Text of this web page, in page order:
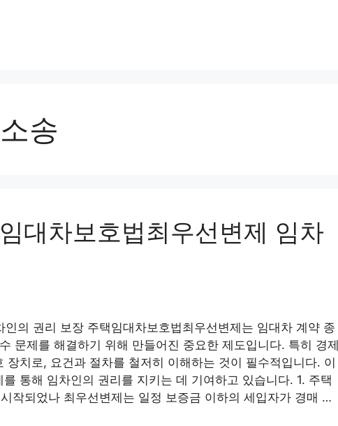
송
대차보호법최우선변제 임차
의 권리 보장 주택임대차보호법최우선변제는 임대차 계약 종
문제를 해결하기 위해 만들어진 중요한 제도입니다. 특히 경제
장치로, 요건과 절차를 철저히 이해하는 것이 필수적입니다. 이
통해 임차인의 권리를 지키는 데 기여하고 있습니다. 1. 주택
작되었나 최우선변제는 일정 보증금 이하의 세입자가 경매 …